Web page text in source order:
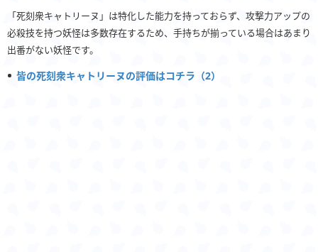
「死刻衆キャトリーヌ」は特化した能力を持っておらず、攻撃力アップの
必殺技を持つ妖怪は多数存在するため、手持ちが揃っている場合はあまり
出番がない妖怪です。
皆の死刻衆キャトリーヌの評価はコチラ（2）